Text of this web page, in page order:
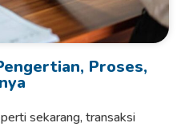
Proses,
sekarang, transaksi